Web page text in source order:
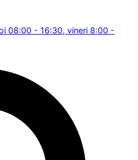
08:00 - 16:30, vineri 8:00 -